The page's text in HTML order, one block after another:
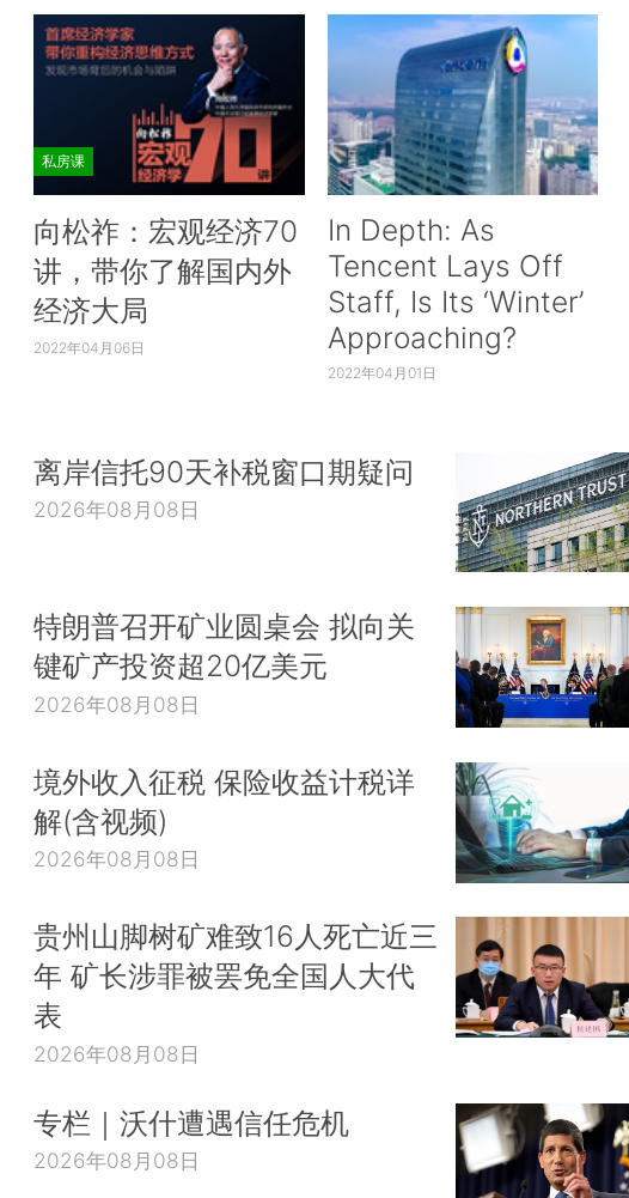
私房课
向松祚：宏观经济70
讲，带你了解国内外
经济大局
2022年04月06日
In Depth: As
Tencent Lays Off
Staff, Is Its ‘Winter’
Approaching?
2022年04月01日
离岸信托90天补税窗口期疑问
2026年08月08日
特朗普召开矿业圆桌会 拟向关
键矿产投资超20亿美元
2026年08月08日
境外收入征税 保险收益计税详
解(含视频)
2026年08月08日
贵州山脚树矿难致16人死亡近三
年 矿长涉罪被罢免全国人大代
表
2026年08月08日
专栏｜沃什遭遇信任危机
2026年08月08日